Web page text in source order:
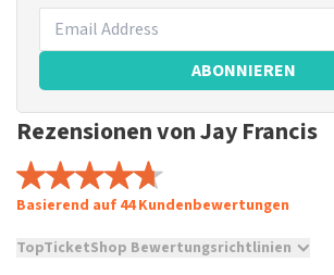
ABONNIEREN
Rezensionen von Jay Francis
Basierend auf 44 Kundenbewertungen
TopTicketShop Bewertungsrichtlinien